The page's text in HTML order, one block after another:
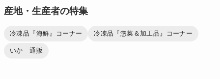
産地・生産者の特集
冷凍品『海鮮』コーナー 冷凍品『惣菜＆加工品』コーナー
いか 通販